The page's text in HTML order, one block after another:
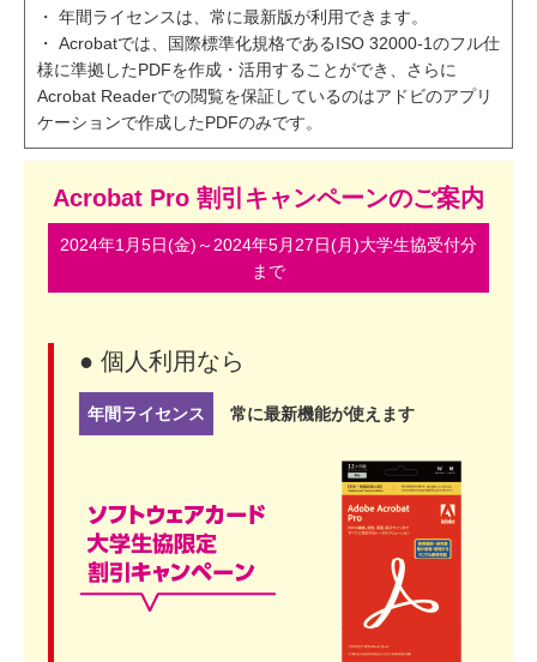
・ 年間ライセンスは、常に最新版が利用できます。
・ Acrobatでは、国際標準化規格であるISO 32000-1のフル仕
様に準拠したPDFを作成・活用することができ、さらに
Acrobat Readerでの閲覧を保証しているのはアドビのアプリ
ケーションで作成したPDFのみです。
Acrobat Pro 割引キャンペーンのご案内
2024年1月5日(金)～2024年5月27日(月)大学生協受付分
まで
● 個人利用なら
年間ライセンス 常に最新機能が使えます